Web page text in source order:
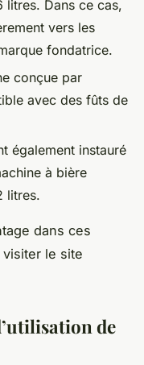
Dans ce cas,
vers les
fondatrice.
conçue par
avec des fûts de
également instauré
à bière
litres.
dans ces
le site
de